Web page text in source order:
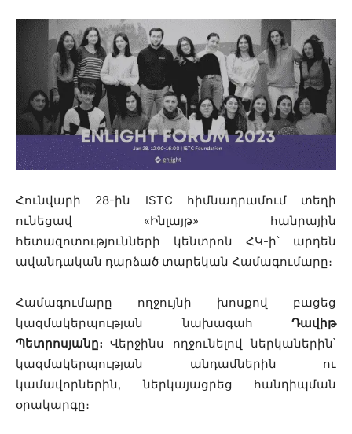
Հունվարի 28-ին ISTC հիմնադրամում տեղի
ունեցավ «Ինլայթ» հանրային
հետազոտությունների կենտրոն ՀԿ-ի՝ արդեն
ավանդական դարձած տարեկան Համագումարը։
Համագումարը ողջույնի խոսքով բացեց
կազմակերպության նախագահ Դավիթ
Պետրոսյանը։Վերջինս ողջունելով ներկաներին՝
կազմակերպության անդամներին ու
կամավորներին, ներկայացրեց հանդիպման
օրակարգը։